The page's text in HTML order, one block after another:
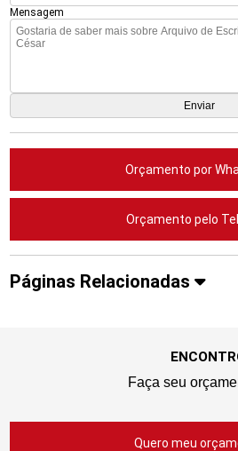
Mensagem
Orçamento por
Orçamento pelo
Páginas Relacionadas
Faça seu
Quero meu